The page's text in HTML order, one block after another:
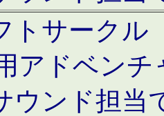
トサークル
アドベン
ウンド担当